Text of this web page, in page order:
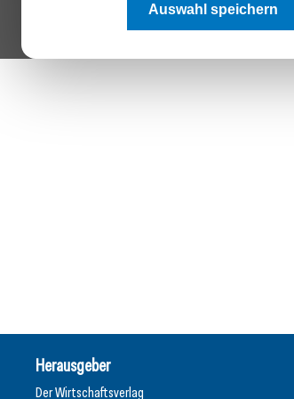
Auswahl speichern
Herausgeber
Der Wirtschaftsverlag